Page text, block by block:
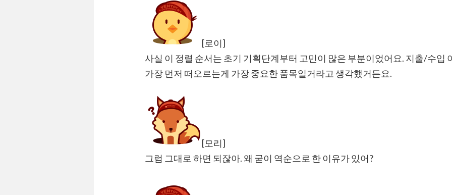
[로이]
사실 이 정렬 순서는 초기 기획단계부터 고민이 많은 부분이었어요. 지출/수입
가장 먼저 떠오르는게 가장 중요한 품목일거라고 생각했거든요.
[모리]
그럼 그대로 하면 되잖아. 왜 굳이 역순으로 한 이유가 있어?